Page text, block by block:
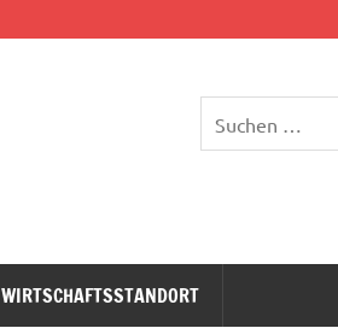
WIRTSCHAFTSSTANDORT